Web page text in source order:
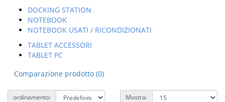
DOCKING STATION
NOTEBOOK
NOTEBOOK USATI / RICONDIZIONATI
TABLET ACCESSORI
TABLET PC
Comparazione prodotto (0)
ordinamento: Mostra: